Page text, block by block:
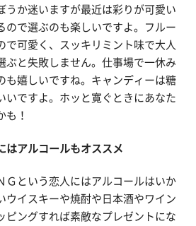
うか迷いますが最近は彩りが可愛い
ので選ぶのも楽しいですよ。フルー
で可愛く、スッキリミント味で大人
ぶと失敗しません。仕事場で一休み
も嬉しいですね。キャンディーは糖
いですよ。ホッと寛ぐときにあなた
も！
はアルコールもオススメ
Ｇという恋人にはアルコールはいか
ウイスキーや焼酎や日本酒やワイン
ピングすれば素敵なプレゼントにな